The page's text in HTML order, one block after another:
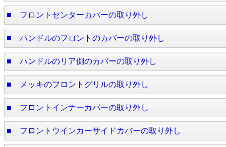
■ フロントセンターカバーの取り外し
■ ハンドルのフロントのカバーの取り外し
■ ハンドルのリア側のカバーの取り外し
■ メッキのフロントグリルの取り外し
■ フロントインナーカバーの取り外し
■ フロントウインカーサイドカバーの取り外し